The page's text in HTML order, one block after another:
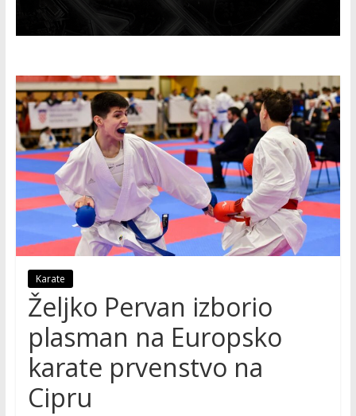
Karate
Željko Pervan izborio
plasman na Europsko
karate prvenstvo na
Cipru